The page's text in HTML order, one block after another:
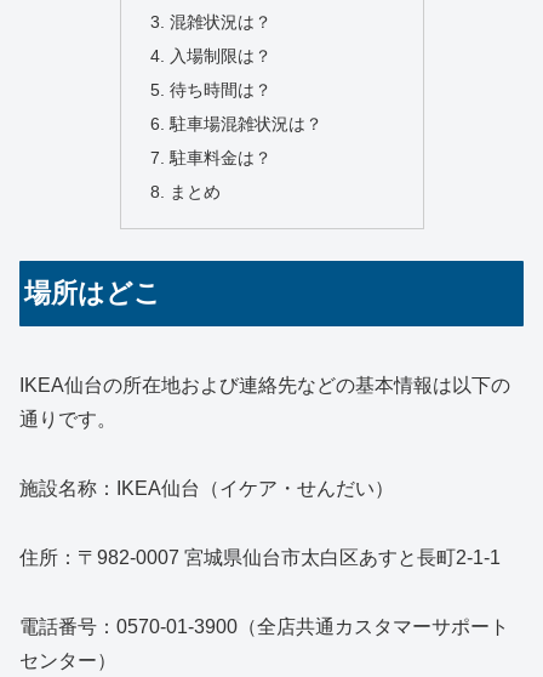
混雑状況は？
入場制限は？
待ち時間は？
駐車場混雑状況は？
駐車料金は？
まとめ
場所はどこ
IKEA仙台の所在地および連絡先などの基本情報は以下の
通りです。
施設名称：IKEA仙台（イケア・せんだい）
住所：〒982-0007 宮城県仙台市太白区あすと長町2-1-1
電話番号：0570-01-3900（全店共通カスタマーサポート
センター）